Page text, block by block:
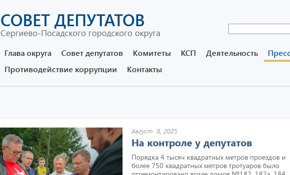
СОВЕТ ДЕПУТАТОВ
Сергиево-Посадского городского округа
Глава округа Совет депутатов Комитеты КСП Деятельность
Противодействие коррупции
Контакты
Август 8, 2025
На контроле у депутатов
Порядка 4 тысяч квадратных метров проездов и
более 750 квадратных метров тротуаров было